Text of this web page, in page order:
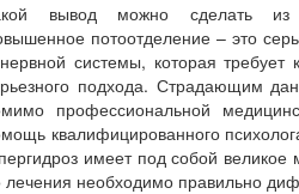
вывод можно сделать из
потоотделение – это
системы, которая требует
подхода. Страдающим
профессиональной
квалифицированного
имеет под собой
лечения необходимо правильно